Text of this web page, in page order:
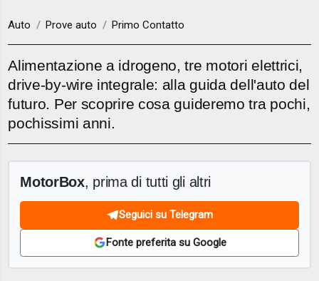
Auto Prove auto Primo Contatto
Alimentazione a idrogeno, tre motori elettrici,
drive-by-wire integrale: alla guida dell'auto del
futuro. Per scoprire cosa guideremo tra pochi,
pochissimi anni.
MotorBox, prima di tutti gli altri
Seguici su Telegram
Fonte preferita su Google